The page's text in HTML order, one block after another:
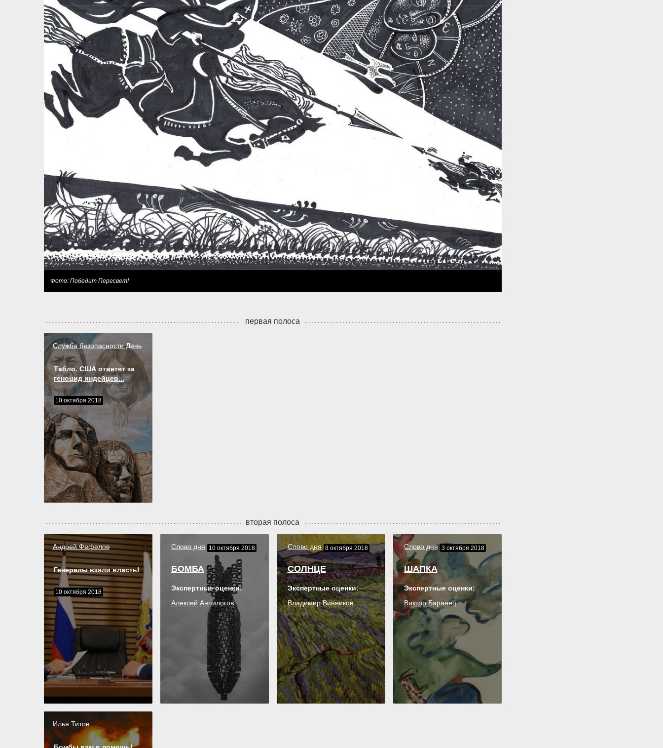
Фото: Победит Пересвет!
первая полоса
Служба безопасности День
Табло. США ответят за
геноцид индейцев...
10 октября 2018
вторая полоса
Андрей Фефелов
Генералы взяли власть!
10 октября 2018
Слово дня 10 октября 2018
БОМБА
Экспертные оценки:
Алексей Анпилогов
Слово дня 8 октября 2018
СОЛНЦЕ
Экспертные оценки:
Владимир Винников
Слово дня 3 октября 2018
ШАПКА
Экспертные оценки:
Виктор Баранец
Илья Титов